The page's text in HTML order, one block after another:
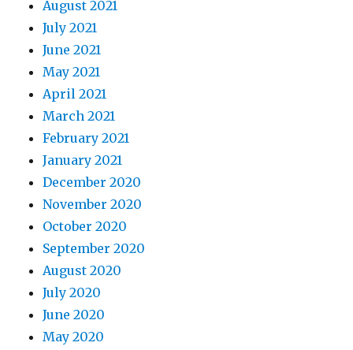
August 2021
July 2021
June 2021
May 2021
April 2021
March 2021
February 2021
January 2021
December 2020
November 2020
October 2020
September 2020
August 2020
July 2020
June 2020
May 2020